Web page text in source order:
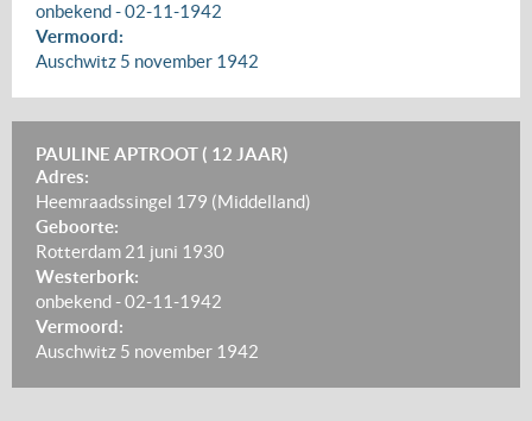
onbekend-02-11-1942
Vermoord:
Auschwitz 5 november 1942
PAULINE APTROOT ( 12 JAAR)
Adres:
Heemraadssingel 179 (Middelland)
Geboorte:
Rotterdam 21 juni 1930
Westerbork:
onbekend-02-11-1942
Vermoord:
Auschwitz 5 november 1942